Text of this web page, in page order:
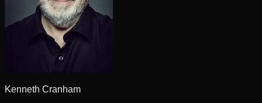
Kenneth Cranham